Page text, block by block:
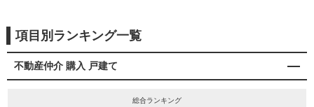
項目別ランキング一覧
不動産仲介 購入 戸建て
総合ランキング